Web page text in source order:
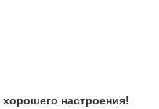
настроения!